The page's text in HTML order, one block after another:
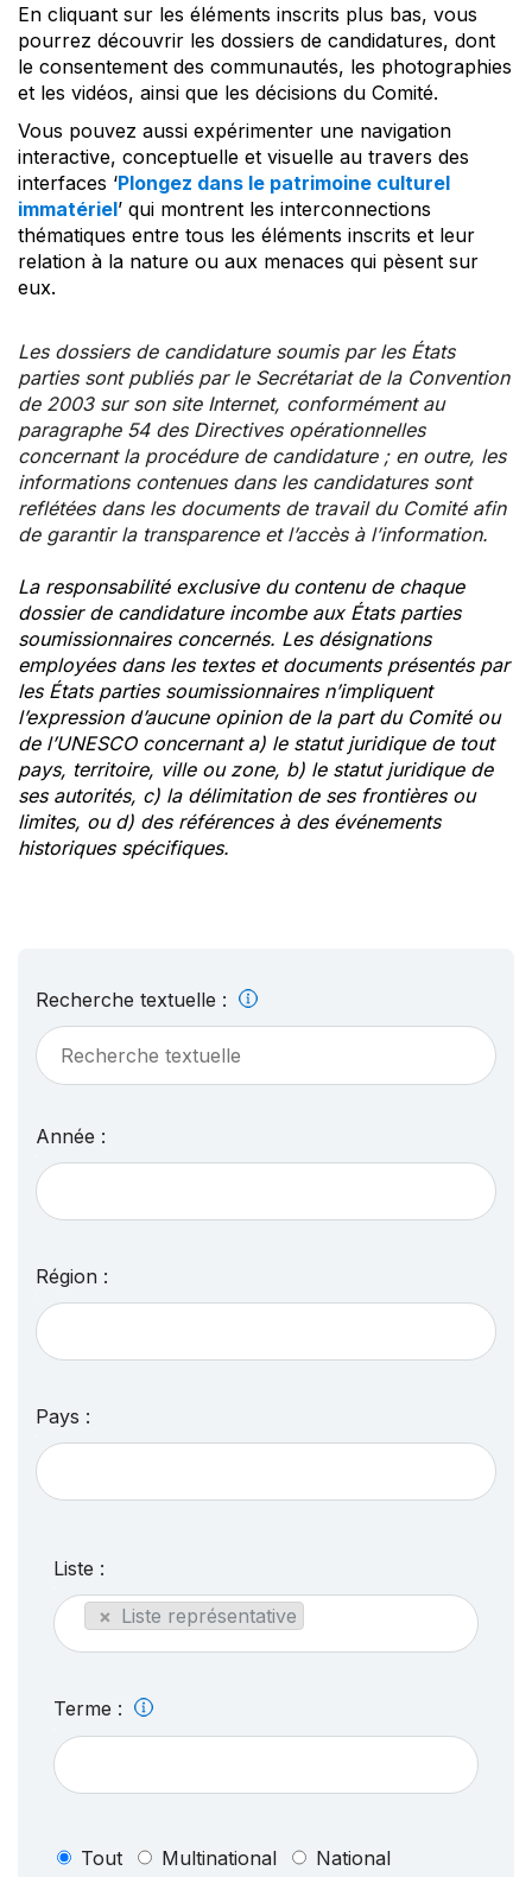
En cliquant sur les éléments inscrits plus bas, vous
pourrez découvrir les dossiers de candidatures, dont
le consentement des communautés, les photographies
et les vidéos, ainsi que les décisions du Comité.
Vous pouvez aussi expérimenter une navigation
interactive, conceptuelle et visuelle au travers des
interfaces ‘Plongez dans le patrimoine culturel
immatériel’ qui montrent les interconnections
thématiques entre tous les éléments inscrits et leur
relation à la nature ou aux menaces qui pèsent sur
eux.
Les dossiers de candidature soumis par les États
parties sont publiés par le Secrétariat de la Convention
de 2003 sur son site Internet, conformément au
paragraphe 54 des Directives opérationnelles
concernant la procédure de candidature ; en outre, les
informations contenues dans les candidatures sont
reflétées dans les documents de travail du Comité afin
de garantir la transparence et l’accès à l’information.
La responsabilité exclusive du contenu de chaque
dossier de candidature incombe aux États parties
soumissionnaires concernés. Les désignations
employées dans les textes et documents présentés par
les États parties soumissionnaires n’impliquent
l’expression d’aucune opinion de la part du Comité ou
de l’UNESCO concernant a) le statut juridique de tout
pays, territoire, ville ou zone, b) le statut juridique de
ses autorités, c) la délimitation de ses frontières ou
limites, ou d) des références à des événements
historiques spécifiques.
Recherche textuelle :
Année :
Région :
Pays :
Liste :
× Liste représentative
Terme :
Tout Multinational National